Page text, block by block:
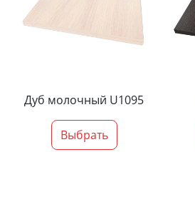
Дуб молочный U1095
Выбрать